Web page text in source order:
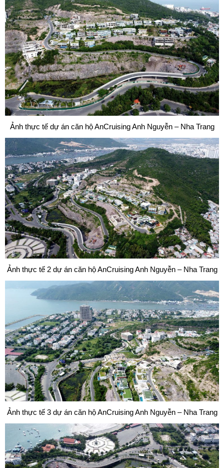
Ảnh thực tế dự án căn hộ AnCruising Anh Nguyễn – Nha Trang
Ảnh thực tế 2 dự án căn hộ AnCruising Anh Nguyễn – Nha Trang
Ảnh thực tế 3 dự án căn hộ AnCruising Anh Nguyễn – Nha Trang